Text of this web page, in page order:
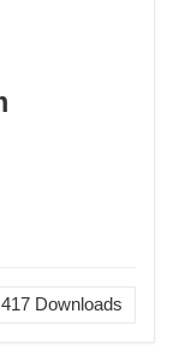
417Downloads